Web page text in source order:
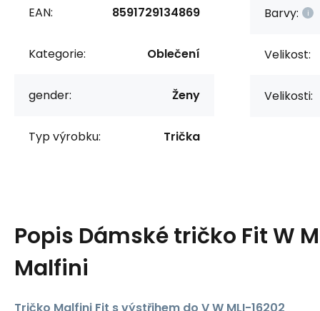
EAN: 8591729134869
Kategorie: Oblečení
gender: Ženy
Typ výrobku: Trička
Barvy:
Velikost:
Velikosti:
Popis Dámské tričko Fit W
Malfini
Tričko Malfini Fit s výstřihem do V W MLI-16202